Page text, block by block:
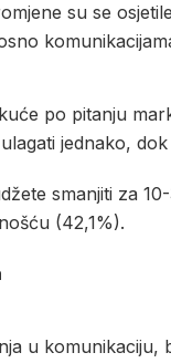
su se
po pitanju
jednako,
smanjiti za
(42,1%).
u